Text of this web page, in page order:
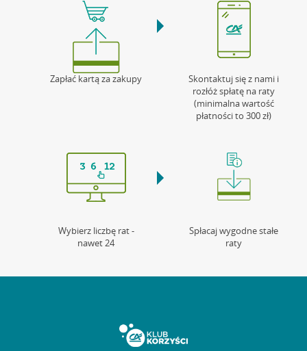
Zapłać kartą za zakupy
Skontaktuj się z nami i
rozłóż spłatę na raty
(minimalna wartość
płatności to 300 zł)
Wybierz liczbę rat -
nawet 24
Spłacaj wygodne stałe
raty